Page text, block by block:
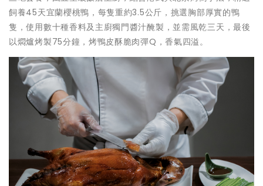
飼養45天宜蘭櫻桃鴨，每隻重約3.5公斤，挑選胸部厚實的鴨
隻，使用數十種香料及主廚獨門醬汁醃製，並需風乾三天，最後
以燜爐烤製75分鐘，烤鴨皮酥脆肉彈Q，香氣四溢。